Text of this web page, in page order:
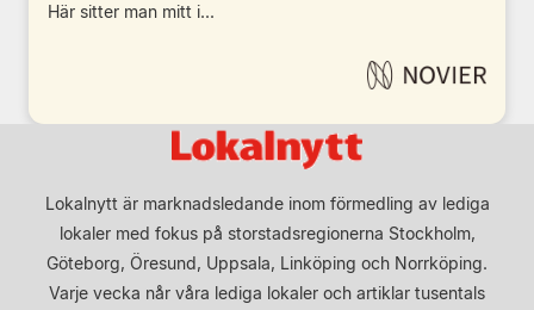
Här sitter man mitt i...
Lokalnytt är marknadsledande inom förmedling av lediga
lokaler med fokus på storstadsregionerna Stockholm,
Göteborg, Öresund, Uppsala, Linköping och Norrköping.
Varje vecka når våra lediga lokaler och artiklar tusentals